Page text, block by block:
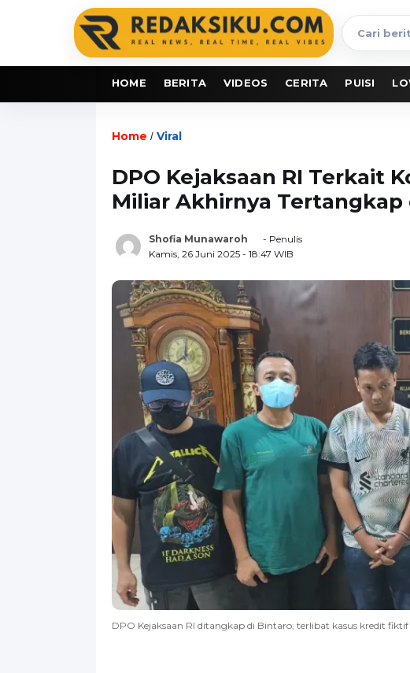
Cari
berita
HOME BERITA VIDEOS CERITA PUISI
Home / Viral
DPO Kejaksaan RI Terkait
Miliar Akhirnya Tertangkap
Shofia Munawaroh
- Penulis
Kamis, 26 Juni 2025 - 18:47 WIB
DPO Kejaksaan RI ditangkap di Bintaro, terlibat kasus kredit